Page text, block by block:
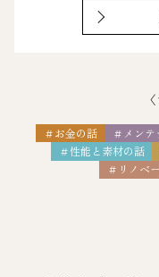
＃お金の話 ＃メンテ
＃性能と素材の話
＃リノベ